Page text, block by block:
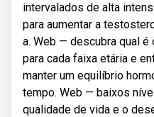
intervalados de alta
para aumentar a
a. Web — descubra qual
para cada faixa etária e
manter um equilíbrio
tempo. Web — baixos
qualidade de vida e o